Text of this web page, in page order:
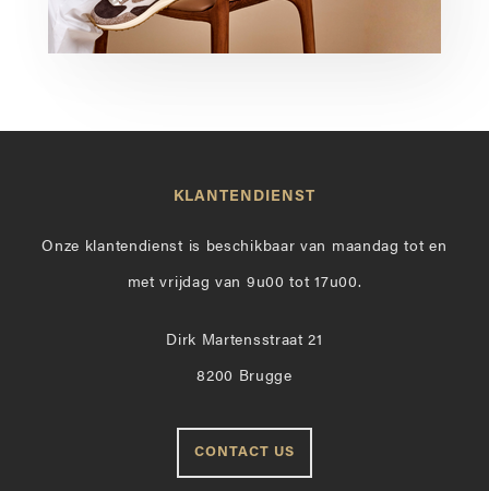
KLANTENDIENST
Onze klantendienst is beschikbaar van maandag tot en
met vrijdag van 9u00 tot 17u00.
Dirk Martensstraat 21
8200 Brugge
CONTACT US